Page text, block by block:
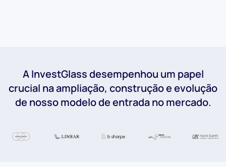
A InvestGlass desempenhou um papel
crucial na ampliação, construção e evolução
de nosso modelo de entrada no mercado.